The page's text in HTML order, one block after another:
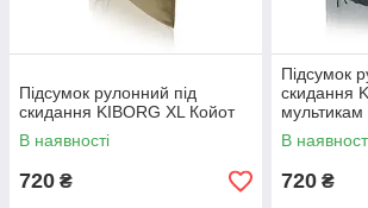
Підсумок рулонний під
скидання KIBORG XL Койот
В наявності
720 ₴
Підсумок
скидання
мультикам
В
720 ₴